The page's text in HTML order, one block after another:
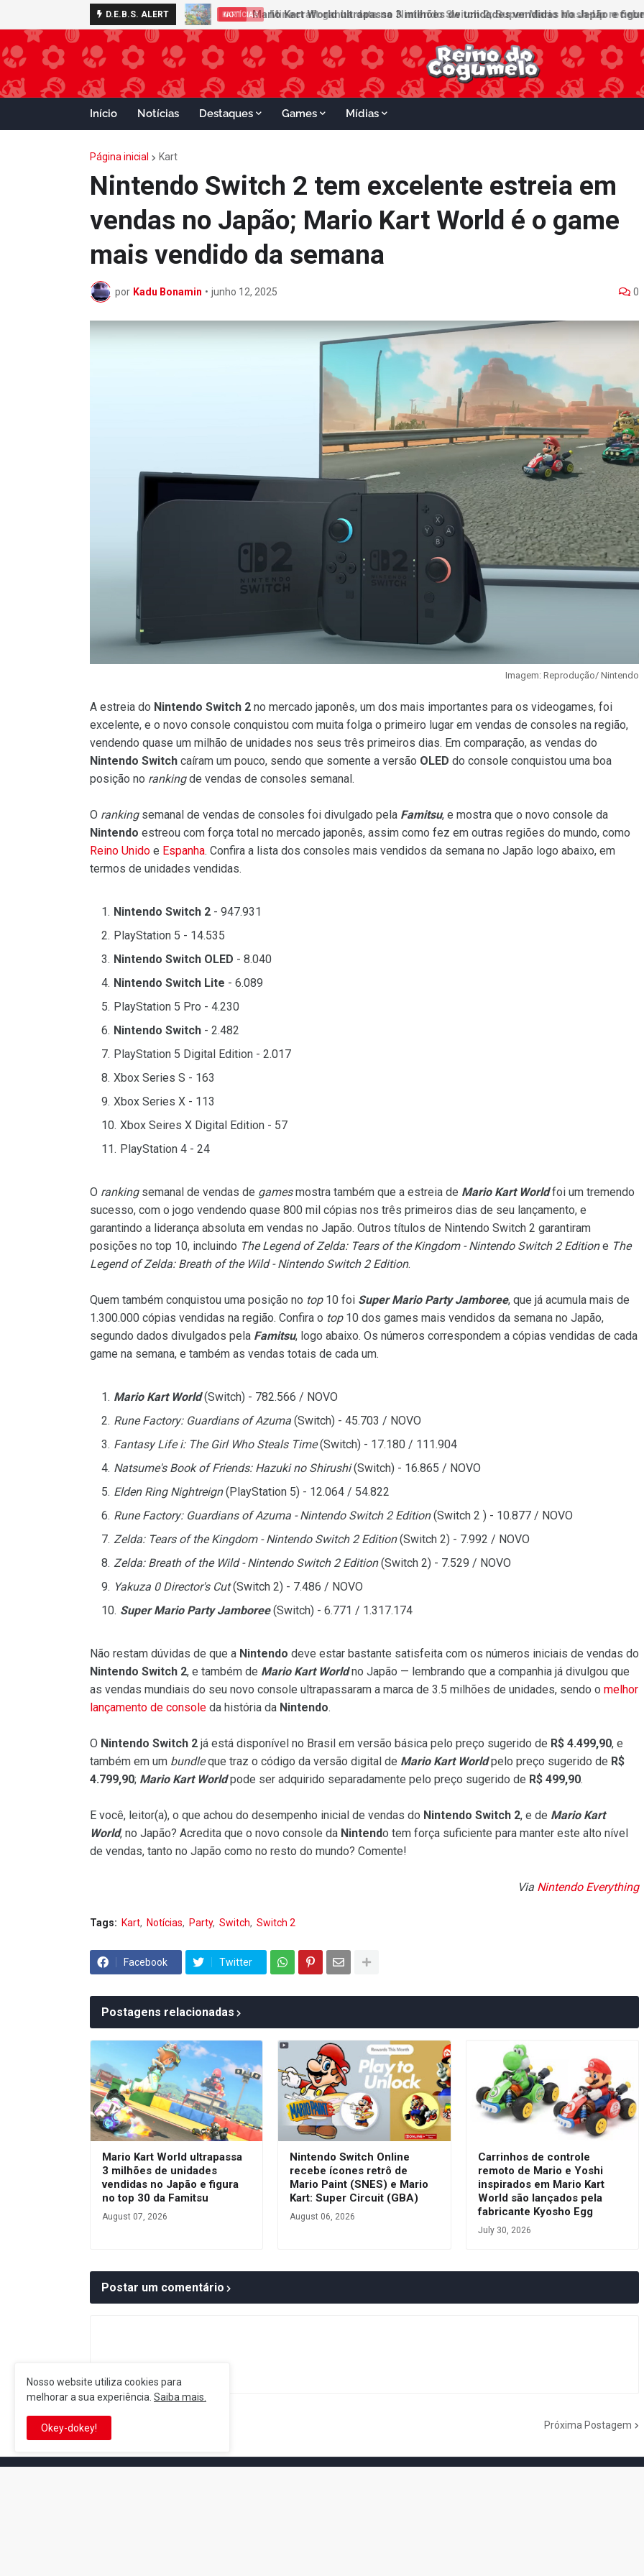
D.E.B.S. ALERT NOTÍCIAS Minecraft ganha data no Nintendo Switch 2; Super Mario Mash-Up
Início Notícias Destaques Games Mídias
Página inicial Kart
Nintendo Switch 2 tem excelente estreia em
vendas no Japão; Mario Kart World é o game
mais vendido da semana
por Kadu Bonamin • junho 12, 2025 0
Imagem: Reprodução/ Nintendo
A estreia do Nintendo Switch 2 no mercado japonês, um dos mais importantes para os videogames, foi
excelente, e o novo console conquistou com muita folga o primeiro lugar em vendas de consoles na região,
vendendo quase um milhão de unidades nos seus três primeiros dias. Em comparação, as vendas do
Nintendo Switch caíram um pouco, sendo que somente a versão OLED do console conquistou uma boa
posição no rankingde vendas de consoles semanal.
O rankingsemanal de vendas de consoles foi divulgado pela Famitsu, e mostra que o novo console da
Nintendo estreou com força total no mercado japonês, assim como fez em outras regiões do mundo, como
Reino Unido e Espanha. Confira a lista dos consoles mais vendidos da semana no Japão logo abaixo, em
termos de unidades vendidas.
Nintendo Switch 2 - 947.931
PlayStation 5 - 14.535
Nintendo Switch OLED - 8.040
Nintendo Switch Lite - 6.089
PlayStation 5 Pro - 4.230
Nintendo Switch - 2.482
PlayStation 5 Digital Edition - 2.017
Xbox Series S - 163
Xbox Series X - 113
Xbox Seires X Digital Edition - 57
PlayStation 4 - 24
O rankingsemanal de vendas de gamesmostra também que a estreia de Mario Kart Worldfoi um tremendo
sucesso, com o jogo vendendo quase 800 mil cópias nos três primeiros dias de seu lançamento, e
garantindo a liderança absoluta em vendas no Japão. Outros títulos de Nintendo Switch 2 garantiram
posições no top 10, incluindo The Legend of Zelda: Tears of the Kingdom - Nintendo Switch 2 Editione The
Legend of Zelda: Breath of the Wild - Nintendo Switch 2 Edition.
Quem também conquistou uma posição no top 10 foi Super Mario Party Jamboree, que já acumula mais de
1.300.000 cópias vendidas na região. Confira o top 10 dos games mais vendidos da semana no Japão,
segundo dados divulgados pela Famitsu, logo abaixo. Os números correspondem a cópias vendidas de cada
game na semana, e também as vendas totais de cada um.
Mario Kart World(Switch) - 782.566 / NOVO
Rune Factory: Guardians of Azuma (Switch) - 45.703 / NOVO
Fantasy Life i: The Girl Who Steals Time(Switch) - 17.180 / 111.904
Natsume's Book of Friends: Hazuki no Shirushi(Switch) - 16.865 / NOVO
Elden Ring Nightreign(PlayStation 5) - 12.064 / 54.822
Rune Factory: Guardians of Azuma - Nintendo Switch 2 Edition(Switch 2 ) - 10.877 / NOVO
Zelda: Tears of the Kingdom - Nintendo Switch 2 Edition(Switch 2) - 7.992 / NOVO
Zelda: Breath of the Wild - Nintendo Switch 2 Edition(Switch 2) - 7.529 / NOVO
Yakuza 0 Director's Cut(Switch 2) - 7.486 / NOVO
Super Mario Party Jamboree(Switch) - 6.771 / 1.317.174
Não restam dúvidas de que a Nintendo deve estar bastante satisfeita com os números iniciais de vendas do
Nintendo Switch 2, e também de Mario Kart Worldno Japão — lembrando que a companhia já divulgou que
as vendas mundiais do seu novo console ultrapassaram a marca de 3.5 milhões de unidades, sendo o melhor
lançamento de console da história da Nintendo.
O Nintendo Switch 2 já está disponível no Brasil em versão básica pelo preço sugerido de R$ 4.499,90, e
também em um bundleque traz o código da versão digital de Mario Kart Worldpelo preço sugerido de R$
4.799,90; Mario Kart Worldpode ser adquirido separadamente pelo preço sugerido de R$ 499,90.
E você, leitor(a), o que achou do desempenho inicial de vendas do Nintendo Switch 2, e de Mario Kart
World, no Japão? Acredita que o novo console da Nintendo tem força suficiente para manter este alto nível
de vendas, tanto no Japão como no resto do mundo? Comente!
Via Nintendo Everything
Tags: Kart Notícias Party Switch Switch 2
Facebook Twitter
Postagens relacionadas
Mario Kart World ultrapassa
3 milhões de unidades
vendidas no Japão e figura
no top 30 da Famitsu
August 07, 2026
Nintendo Switch Online
recebe ícones retrô de
Mario Paint (SNES) e Mario
Kart: Super Circuit (GBA)
August 06, 2026
Carrinhos de controle
remoto de Mario e Yoshi
inspirados em Mario Kart
World são lançados pela
fabricante Kyosho Egg
July 30, 2026
Postar um comentário
Próxima Postagem
Nosso website utiliza cookies para
melhorar a sua experiência. Saiba mais.
Okey-dokey!